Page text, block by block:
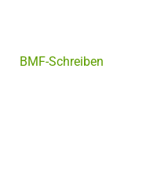
BMF-Schreiben